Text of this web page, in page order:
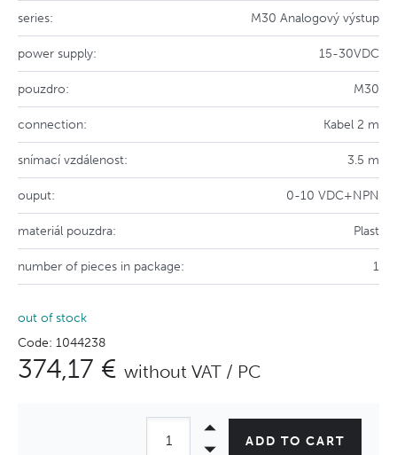
series: M30 Analogový výstup
power supply: 15-30VDC
pouzdro: M30
connection: Kabel 2 m
snímací vzdálenost: 3.5 m
ouput: 0-10 VDC+NPN
materiál pouzdra: Plast
number of pieces in package: 1
out of stock
Code: 1044238
374,17 € without VAT / PC
ADD TO CART